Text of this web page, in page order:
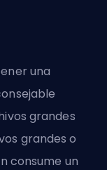
una
grandes
grandes o
consume un